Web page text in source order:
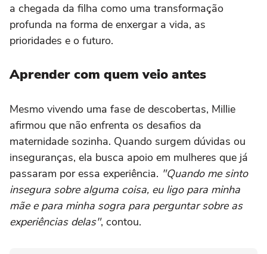
a chegada da filha como uma transformação
profunda na forma de enxergar a vida, as
prioridades e o futuro.
Aprender com quem veio antes
Mesmo vivendo uma fase de descobertas, Millie
afirmou que não enfrenta os desafios da
maternidade sozinha. Quando surgem dúvidas ou
inseguranças, ela busca apoio em mulheres que já
passaram por essa experiência. "Quando me sinto
insegura sobre alguma coisa, eu ligo para minha
mãe e para minha sogra para perguntar sobre as
experiências delas", contou.